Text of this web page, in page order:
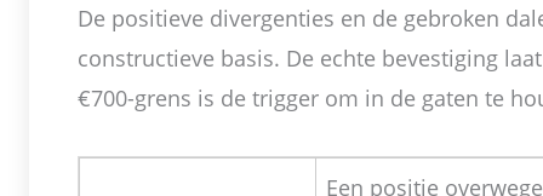
De positieve divergenties en de gebroken
constructieve basis. De echte bevestiging
€700-grens is de trigger om in de gaten te
Een positie